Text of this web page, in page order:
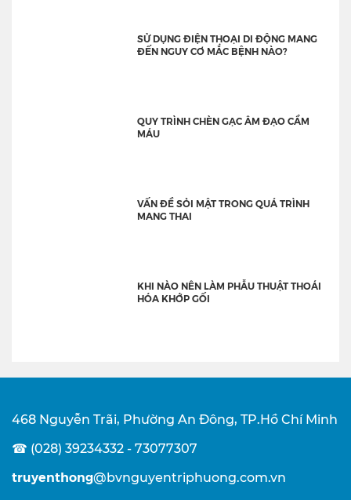
SỬ DỤNG ĐIỆN THOẠI DI ĐỘNG MANG
ĐẾN NGUY CƠ MẮC BỆNH NÀO?
QUY TRÌNH CHÈN GẠC ÂM ĐẠO CẦM
MÁU
VẤN ĐỀ SỎI MẬT TRONG QUÁ TRÌNH
MANG THAI
KHI NÀO NÊN LÀM PHẪU THUẬT THOÁI
HÓA KHỚP GỐI
468 Nguyễn Trãi, Phường An Đông, TP.Hồ Chí Minh
☎ (028) 39234332 - 73077307
truyenthong@bvnguyentriphuong.com.vn